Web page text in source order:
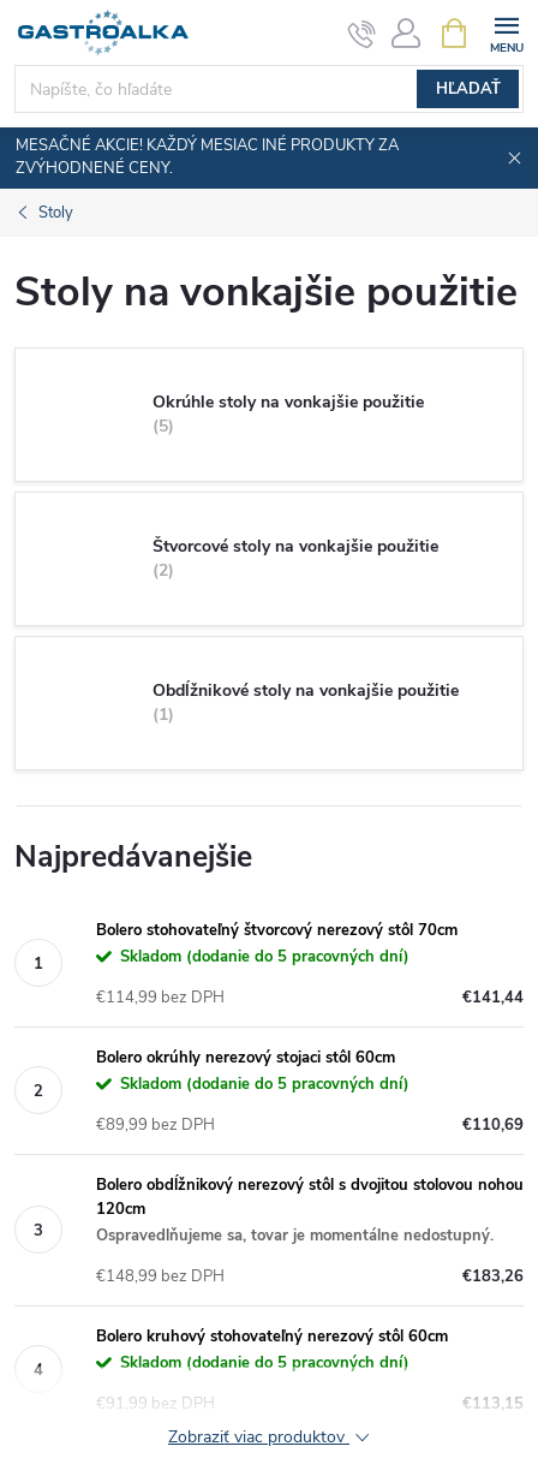
obsah
HĽADAŤ
KOŠÍK
MESAČNÉ AKCIE! KAŽDÝ MESIAC INÉ PRODUKTY ZA
ZVÝHODNENÉ CENY.
Stoly
Stoly na vonkajšie použitie
Okrúhle stoly na vonkajšie použitie
5
Štvorcové stoly na vonkajšie použitie
2
Obdĺžnikové stoly na vonkajšie použitie
1
Najpredávanejšie
Bolero stohovateľný štvorcový nerezový stôl 70cm
Skladom (dodanie do 5 pracovných dní)
€141,44
€114,99 bez DPH
Bolero okrúhly nerezový stojaci stôl 60cm
Skladom (dodanie do 5 pracovných dní)
€110,69
€89,99 bez DPH
Bolero obdĺžnikový nerezový stôl s dvojitou stolovou nohou
120cm
Ospravedlňujeme sa, tovar je momentálne nedostupný.
€183,26
€148,99 bez DPH
Bolero kruhový stohovateľný nerezový stôl 60cm
Skladom (dodanie do 5 pracovných dní)
€113,15
€91,99 bez DPH
Zobraziť viac produktov